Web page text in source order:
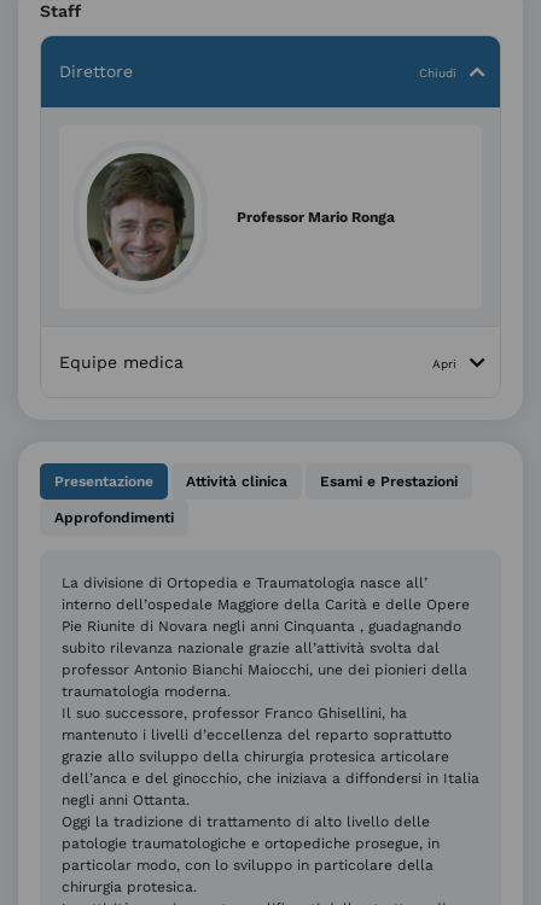
Staff
Direttore
Professor Mario Ronga
Equipe medica
Presentazione Attività clinica Esami e Prestazioni
Approfondimenti
La divisione di Ortopedia e Traumatologia nasce all’
interno dell’ospedale Maggiore della Carità e delle Opere
Pie Riunite di Novara negli anni Cinquanta , guadagnando
subito rilevanza nazionale grazie all’attività svolta dal
professor Antonio Bianchi Maiocchi, une dei pionieri della
traumatologia moderna.
Il suo successore, professor Franco Ghisellini, ha
mantenuto i livelli d’eccellenza del reparto soprattutto
grazie allo sviluppo della chirurgia protesica articolare
dell’anca e del ginocchio, che iniziava a diffondersi in Italia
negli anni Ottanta.
Oggi la tradizione di trattamento di alto livello delle
patologie traumatologiche e ortopediche prosegue, in
particolar modo, con lo sviluppo in particolare della
chirurgia protesica.